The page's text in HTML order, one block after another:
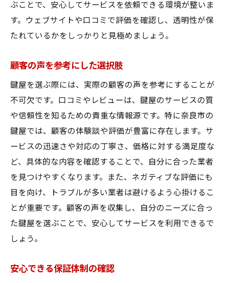
ぶことで、安心してサービスを依頼できる環境が整いま
す。ウェブサイトや口コミで評価を確認し、透明性が保
たれているかをしっかりと見極めましょう。
顧客の声を参考にした選択肢
鍵屋を選ぶ際には、実際の顧客の声を参考にすることが
不可欠です。口コミやレビューは、鍵屋のサービスの質
や信頼性を知るための貴重な情報源です。特に奈良市の
鍵屋では、顧客の体験談や評価が豊富に存在します。サ
ービスの迅速さや対応の丁寧さ、価格に対する満足度な
ど、具体的な内容を確認することで、自分に合った業者
を見つけやすくなります。また、ネガティブな評価にも
目を向け、トラブルが多い業者は避けるよう心掛けるこ
とが重要です。顧客の声を収集し、自分のニーズに合っ
た鍵屋を選ぶことで、安心してサービスを利用できるで
しょう。
安心できる保証体制の確認